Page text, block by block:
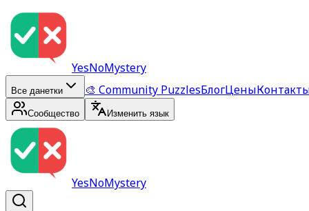
YesNoMystery
Все данетки 🎨 Community PuzzlesБлогЦены
Сообщество Изменить язык
YesNoMystery